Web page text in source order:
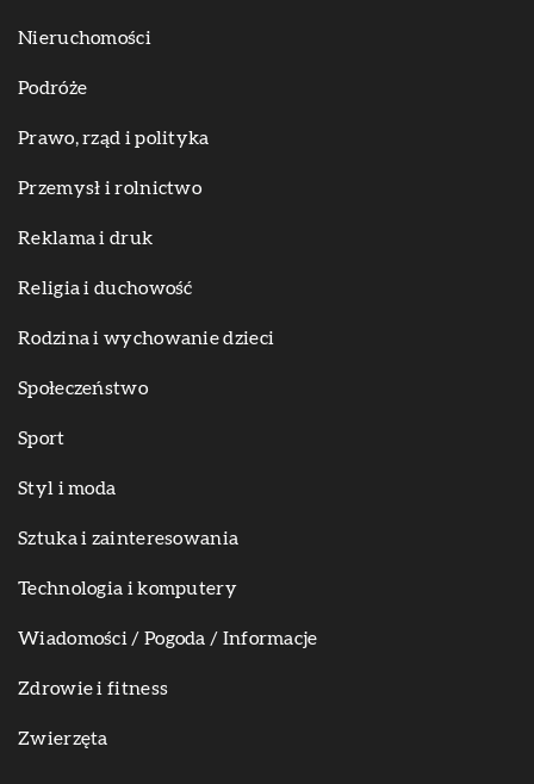
Nieruchomości
Podróże
Prawo, rząd i polityka
Przemysł i rolnictwo
Reklama i druk
Religia i duchowość
Rodzina i wychowanie dzieci
Społeczeństwo
Sport
Styl i moda
Sztuka i zainteresowania
Technologia i komputery
Wiadomości / Pogoda / Informacje
Zdrowie i fitness
Zwierzęta